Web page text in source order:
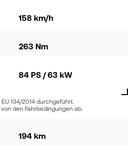
158 km/h
263 Nm
84 PS / 63 kW
134/2014 durchgeführt.
den Fahrbedingungen ab.
194 km